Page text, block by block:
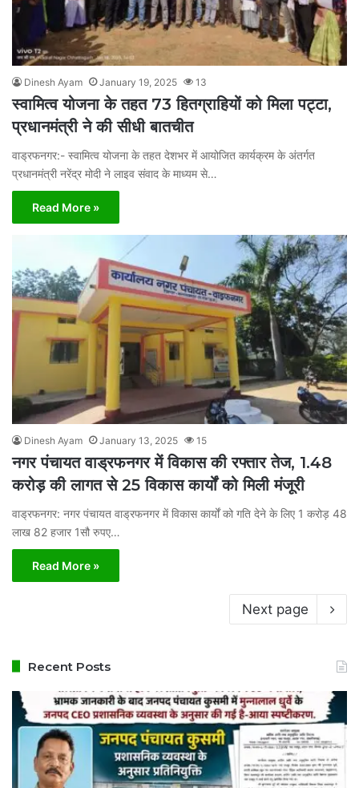
Dinesh Ayam January 19, 2025 13
स्वामित्व योजना के तहत 73 हितग्राहियों को मिला पट्टा,
प्रधानमंत्री ने की सीधी बातचीत
वाड्रफनगर:- स्वामित्व योजना के तहत देशभर में आयोजित कार्यक्रम के अंतर्गत
प्रधानमंत्री नरेंद्र मोदी ने लाइव संवाद के माध्यम से…
Read More »
Dinesh Ayam January 13, 2025 15
नगर पंचायत वाड्रफनगर में विकास की रफ्तार तेज, 1.48
करोड़ की लागत से 25 विकास कार्यों को मिली मंजूरी
वाड्रफनगर: नगर पंचायत वाड्रफनगर में विकास कार्यों को गति देने के लिए 1 करोड़ 48
लाख 82 हजार 1सौ रुपए…
Read More »
Next page
Recent Posts